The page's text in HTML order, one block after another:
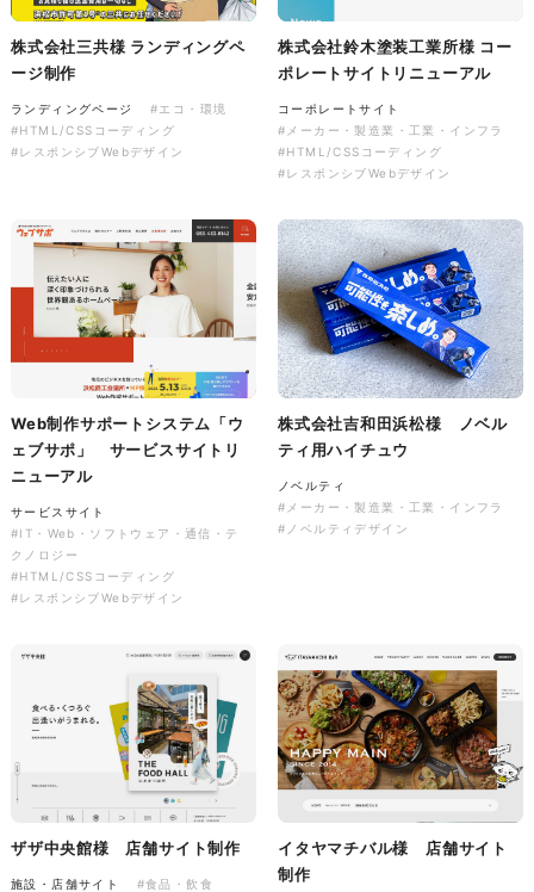
ソレイユ障害年金サポートセン
ター様 コーポレートサイト制
作
コーポレートサイト
#HTML/CSSコーディング
#レスポンシブWebデザイン
パッケージ
#食品・飲食
#パッケージデザイン
#グラフィックデザイン
株式会社三共様 ランディングペ
ージ制作
ランディングページ
#エコ・環境
#HTML/CSSコーディング
#レスポンシブWebデザイン
株式会社鈴木塗装工業所様 コー
ポレートサイトリニューアル
コーポレートサイト
#メーカー・製造業・工業・インフラ
#HTML/CSSコーディング
#レスポンシブWebデザイン
Web制作サポートシステム「ウ
ェブサポ」 サービスサイトリ
ニューアル
サービスサイト
#IT・Web・ソフトウェア・通信・テ
クノロジー
#HTML/CSSコーディング
#レスポンシブWebデザイン
株式会社吉和田浜松様 ノベル
ティ用ハイチュウ
ノベルティ
#メーカー・製造業・工業・インフラ
#ノベルティデザイン
ザザ中央館様 店舗サイト制作
施設・店舗サイト
#食品・飲食
イタヤマチバル様 店舗サイト
制作